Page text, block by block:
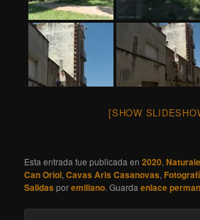
[SHOW
Esta entrada fue publicada en2020,
Can Oriol,Cavas Aris Casanovas,
Salidas poremiliano. Guardaenlace